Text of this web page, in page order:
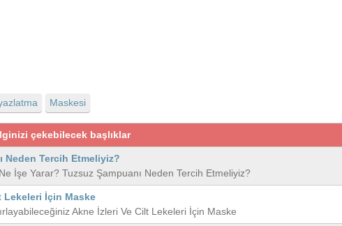
Maskesi
çekebilecek başlıklar
Neden Tercih Etmeliyiz?
İşe Yarar? Tuzsuz Şampuanı Neden Tercih Etmeliyiz?
Lekeleri İçin Maske
Akne İzleri Ve Cilt Lekeleri İçin Maske